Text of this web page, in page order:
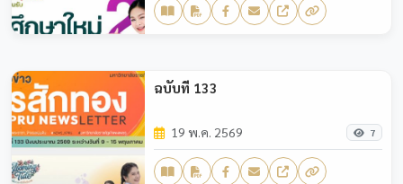
ฉบับที่ 133
19 พ.ค. 2569 7